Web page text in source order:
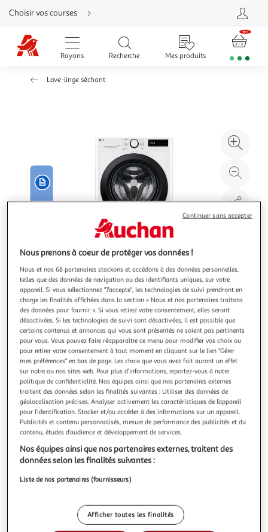
Aller
directement
au
contenu
Aller
directement
Aller
d'aide
Choisir vos courses
Rayons Recherche Mes produits
Lave-linge séchant
à
100
le
Illustration
précédente
Illustration
suivante
Livraison offerte
3.8 (71)
LG
Lave linge séchant hublot f964r35wrs
prêt à ranger : Oui Connecté : Non Programme auto-
nettoyant : nettoyage du tambour, permet d'éliminer la
saleté et les bactéries pour assurer un lavage performant
et optimiser l'entretien Consommation d'électricité pour
100 cycles (programme éco, lavag...
En savoir +
Vendu parNouveaux Marchands
Livraison offerte
Plus d'options
Livraison dès 2/3 jours
Livraison offerte
Nous prenons à coeur de protéger vos données !
Nous et nos 68 partenaires stockons et accédons à des données personnelles,
telles que des données de navigation ou des identifiants uniques, sur votre
appareil. Si vous sélectionnez "J'accepte", les technologies de suivi prendront en
charge les finalités affichées dans la section « Nous et nos partenaires traitons
des données pour fournir ». Si vous retirez votre consentement, elles seront
désactivées. Si les technologies de suivi sont désactivées, il est possible que
certains contenus et annonces qui vous sont présentés ne soient pas pertinents
pour vous. Vous pouvez faire réapparaître ce menu pour modifier vos choix ou
pour retirer votre consentement à tout moment en cliquant sur le lien "Gérer
mes préférences" en bas de page. Les choix que vous avez fait auront un effet
sur notre ou nos sites web. Pour plus d’informations, reportez-vous à notre
politique de confidentialité. Nos équipes ainsi que nos partenaires externes
traitent des données selon les finalités suivantes : Utiliser des données de
géolocalisation précises. Analyser activement les caractéristiques de l’appareil
pour l’identification. Stocker et/ou accéder à des informations sur un appareil.
Publicités et contenu personnalisés, mesure de performance des publicités et du
contenu, études d’audience et développement de services.
Nos équipes ainsi que nos partenaires externes, traitent des
données selon les finalités suivantes :
Liste de nos partenaires (fournisseurs)
Afficher toutes les finalités
Continuer sans accepter